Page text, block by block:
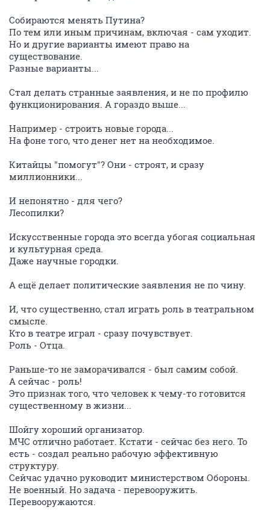
Собираются менять Путина?
По тем или иным причинам, включая - сам уходит.
Но и другие варианты имеют право на
существование.
Разные варианты...
Стал делать странные заявления, и не по профилю
функционирования. А гораздо выше...
Например - строить новые города...
На фоне того, что денег нет на необходимое.
Китайцы "помогут"? Они - строят, и сразу
миллионники...
И непонятно - для чего?
Лесопилки?
Искусственные города это всегда убогая социальная
и культурная среда.
Даже научные городки.
А ещё делает политические заявления не по чину.
И, что существенно, стал играть роль в театральном
смысле.
Кто в театре играл - сразу почувствует.
Роль - Отца.
Раньше-то не заморачивался - был самим собой.
А сейчас - роль!
Это признак того, что человек к чему-то готовится
существенному в жизни...
Шойгу хороший организатор.
МЧС отлично работает. Кстати - сейчас без него. То
есть - создал реально рабочую эффективную
структуру.
Сейчас удачно руководит министерством Обороны.
Не военный. Но задача - перевооружить.
Перевооружаются.